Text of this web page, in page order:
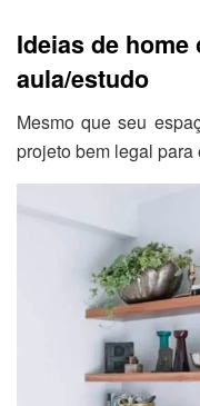
Ideias de
aula/estudo
Mesmo que seu
projeto bem legal para